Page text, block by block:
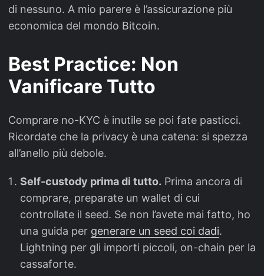
di nessuno. A mio parere è l’assicurazione più
economica del mondo Bitcoin.
Best Practice: Non
Vanificare Tutto
Comprare no-KYC è inutile se poi fate pasticci.
Ricordate che la privacy è una catena: si spezza
all’anello più debole.
Self-custody prima di tutto. Prima ancora di
comprare, preparate un wallet di cui
controllate il seed. Se non l’avete mai fatto, ho
una guida per generare un seed coi dadi.
Lightning per gli importi piccoli, on-chain per la
cassaforte.